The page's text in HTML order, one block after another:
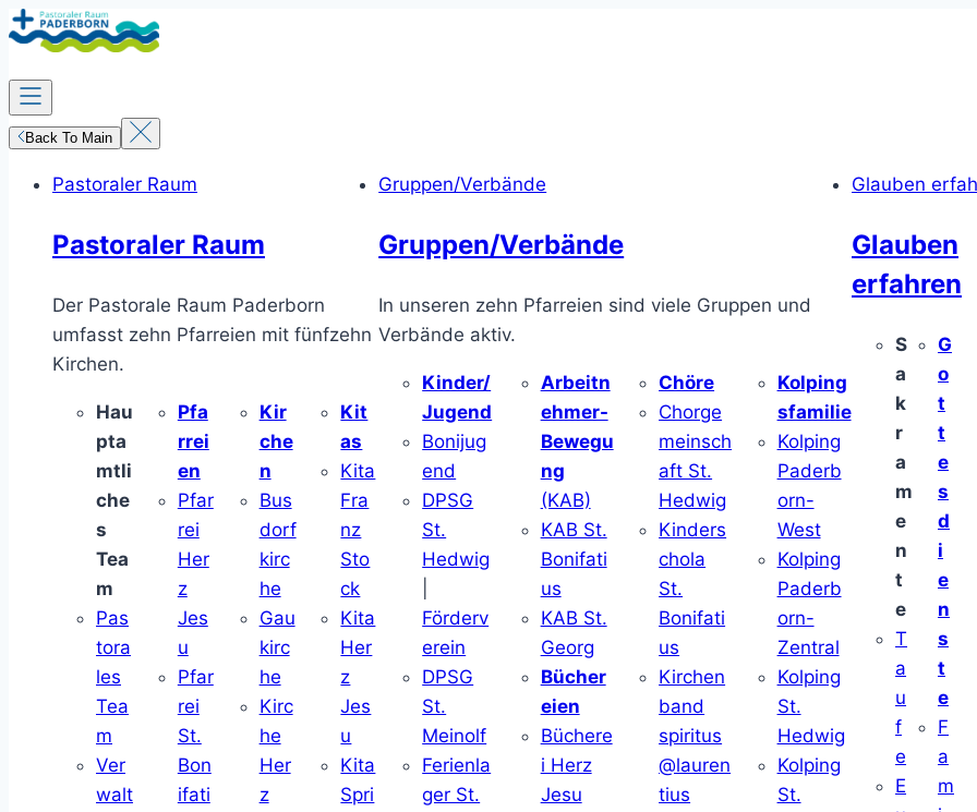
Zum
Inhalt
springen
Back To Main
Pastoraler Raum
Pastoraler Raum
Der Pastorale Raum Paderborn
umfasst zehn Pfarreien mit fünfzehn
Kirchen.
Hau
pta
mtli
che
s
Tea
m
Pas
tora
les
Tea
m
Ver
walt
Pfa
rrei
en
Pfar
rei
Her
z
Jes
u
Pfar
rei
St.
Bon
ifati
Kir
che
n
Bus
dorf
kirc
he
Gau
kirc
he
Kirc
he
Her
z
Kit
as
Kita
Fra
nz
Sto
ck
Kita
Her
z
Jes
u
Kita
Spri
Gruppen/Verbände
Gruppen/Verbände
In unseren zehn Pfarreien sind viele Gruppen und
Verbände aktiv.
Kinder/
Jugend
Bonijug
end
DPSG
St.
Hedwig
Förderv
erein
DPSG
St.
Meinolf
Ferienla
ger St.
Arbeitn
ehmer-
Bewegu
ng
(KAB)
KAB St.
Bonifati
us
KAB St.
Georg
Bücher
eien
Büchere
i Herz
Jesu
Chöre
Chorge
meinsch
aft St.
Hedwig
Kinders
chola
St.
Bonifati
us
Kirchen
band
spiritus
@lauren
tius
Kolping
sfamilie
Kolping
Paderb
orn-
West
Kolping
Paderb
orn-
Zentral
Kolping
St.
Hedwig
Kolping
St.
Glauben
Glauben
erfahren
S
a
k
r
a
m
e
n
t
e
T
a
u
f
e
E
G
o
t
t
e
s
d
i
e
n
s
t
e
F
a
m